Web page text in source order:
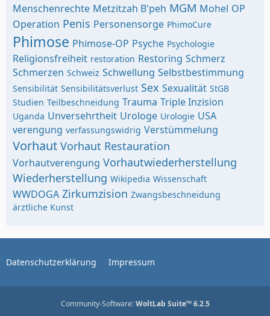
Menschenrechte Metzitzah B'peh MGM Mohel OP
Operation Penis Personensorge PhimoCure
Phimose Phimose-OP Psyche Psychologie
Religionsfreiheit restoration Restoring Schmerz
Schmerzen Schweiz Schwellung Selbstbestimmung
Sensibilität Sensibilitätsverlust Sex Sexualität StGB
Studien Teilbeschneidung Trauma Triple Inzision
Uganda Unversehrtheit Urologe Urologie USA
verengung verfassungswidrig Verstümmelung
Vorhaut Vorhaut Restauration
Vorhautverengung Vorhautwiederherstellung
Wiederherstellung Wikipedia Wissenschaft
WWDOGA Zirkumzision Zwangsbeschneidung
ärztliche Kunst
Datenschutzerklärung Impressum
Community-Software:WoltLab Suite™ 6.2.5